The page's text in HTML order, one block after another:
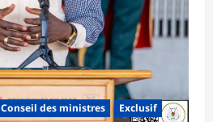
Conseil des ministres Exclusif